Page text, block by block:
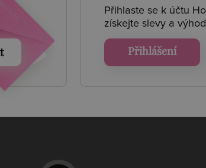
Přihlaste se k účtu
získejte slevy a
Přihlášení